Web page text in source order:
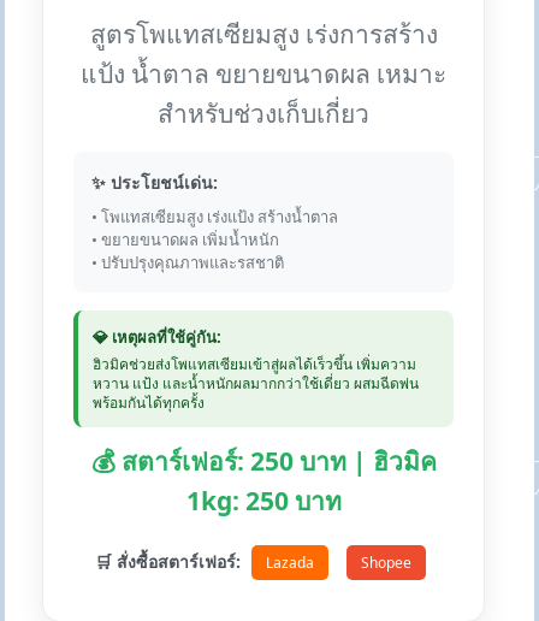
สูตรโพแทสเซียมสูง เร่งการสร้าง
แป้ง น้ำตาล ขยายขนาดผล เหมาะ
สำหรับช่วงเก็บเกี่ยว
✨ ประโยชน์เด่น:
• โพแทสเซียมสูง เร่งแป้ง สร้างน้ำตาล
• ขยายขนาดผล เพิ่มน้ำหนัก
• ปรับปรุงคุณภาพและรสชาติ
💎 เหตุผลที่ใช้คู่กัน:
ฮิวมิคช่วยส่งโพแทสเซียมเข้าสู่ผลได้เร็วขึ้น เพิ่มความ
หวาน แป้ง และน้ำหนักผลมากกว่าใช้เดี่ยว ผสมฉีดพ่น
พร้อมกันได้ทุกครั้ง
💰 สตาร์เฟอร์: 250 บาท | ฮิวมิค
1kg: 250 บาท
🛒 สั่งซื้อสตาร์เฟอร์: Lazada Shopee